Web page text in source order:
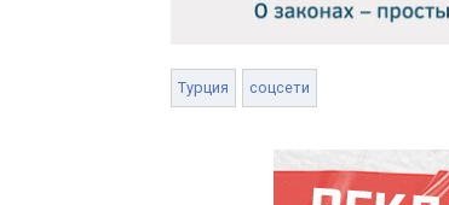
Турция соцсети